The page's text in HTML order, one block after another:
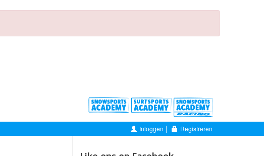
Inloggen | Registreren